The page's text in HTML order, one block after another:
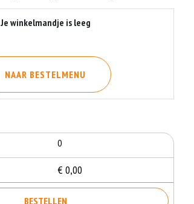
Je winkelmandje is leeg
NAAR BESTELMENU
0
€ 0,00
BESTELLEN